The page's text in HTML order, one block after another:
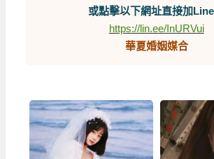
或點擊以下網址直接加Line
https://lin.ee/InURVui
華夏婚姻媒合